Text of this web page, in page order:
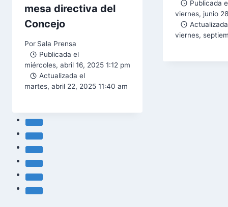
mesa directiva del
Concejo
Por Sala Prensa
Publicada el
miércoles, abril 16, 2025 1:12 pm
Actualizada el
martes, abril 22, 2025 11:40 am
Publicada
viernes, junio
viernes,